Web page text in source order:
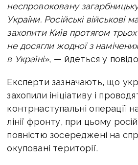
неспровоковану
України. Російські військові
захопити Київ протягом трьох
не досягли жодної з
в Україні», — йдеться у
Експерти зазначають, що
захопили ініціативу і
контрнаступальні операції
лінії фронту, при цьому
повністю зосереджені на
окуповані території.